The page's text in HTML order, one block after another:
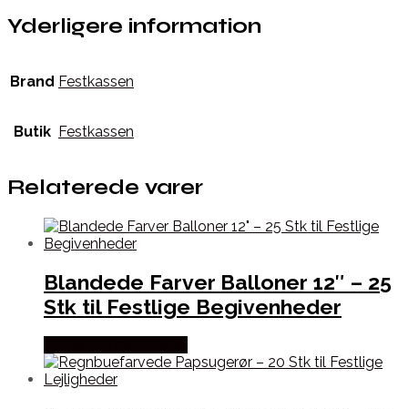
Yderligere information
Brand Festkassen
Butik Festkassen
Relaterede varer
Blandede Farver Balloner 12″ – 25
Stk til Festlige Begivenheder